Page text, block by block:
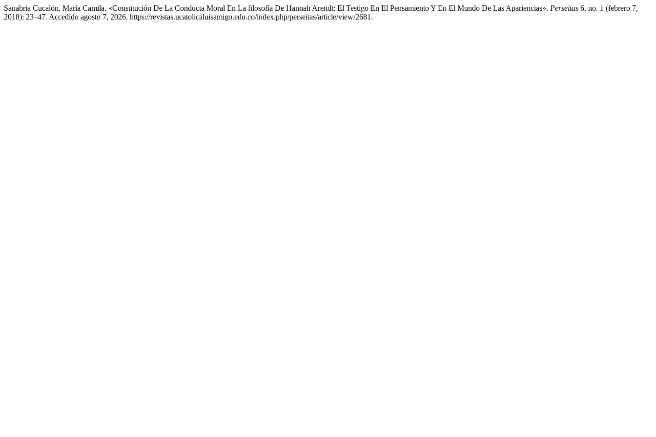
Sanabria Cucalón, María Camila. «Constitución De La Conducta Moral En La filosofía De Hannah Arendt: El Testigo En El Pensamiento Y En El Mundo De Las Apariencias». Perseitas 6, no. 1 (febrero 7,
2018): 23–47. Accedido agosto 7, 2026. https://revistas.ucatolicaluisamigo.edu.co/index.php/perseitas/article/view/2681.